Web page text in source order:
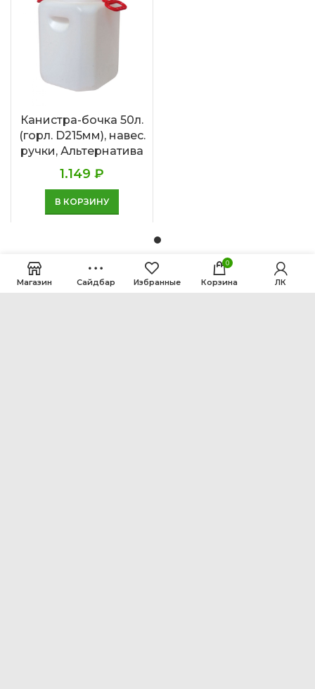
Канистра-бочка 50л.
(горл. D215мм), навес.
ручки, Альтернатива
1.149 ₽
В КОРЗИНУ
Магазин Сайдбар Избранные
0
Корзина ЛК